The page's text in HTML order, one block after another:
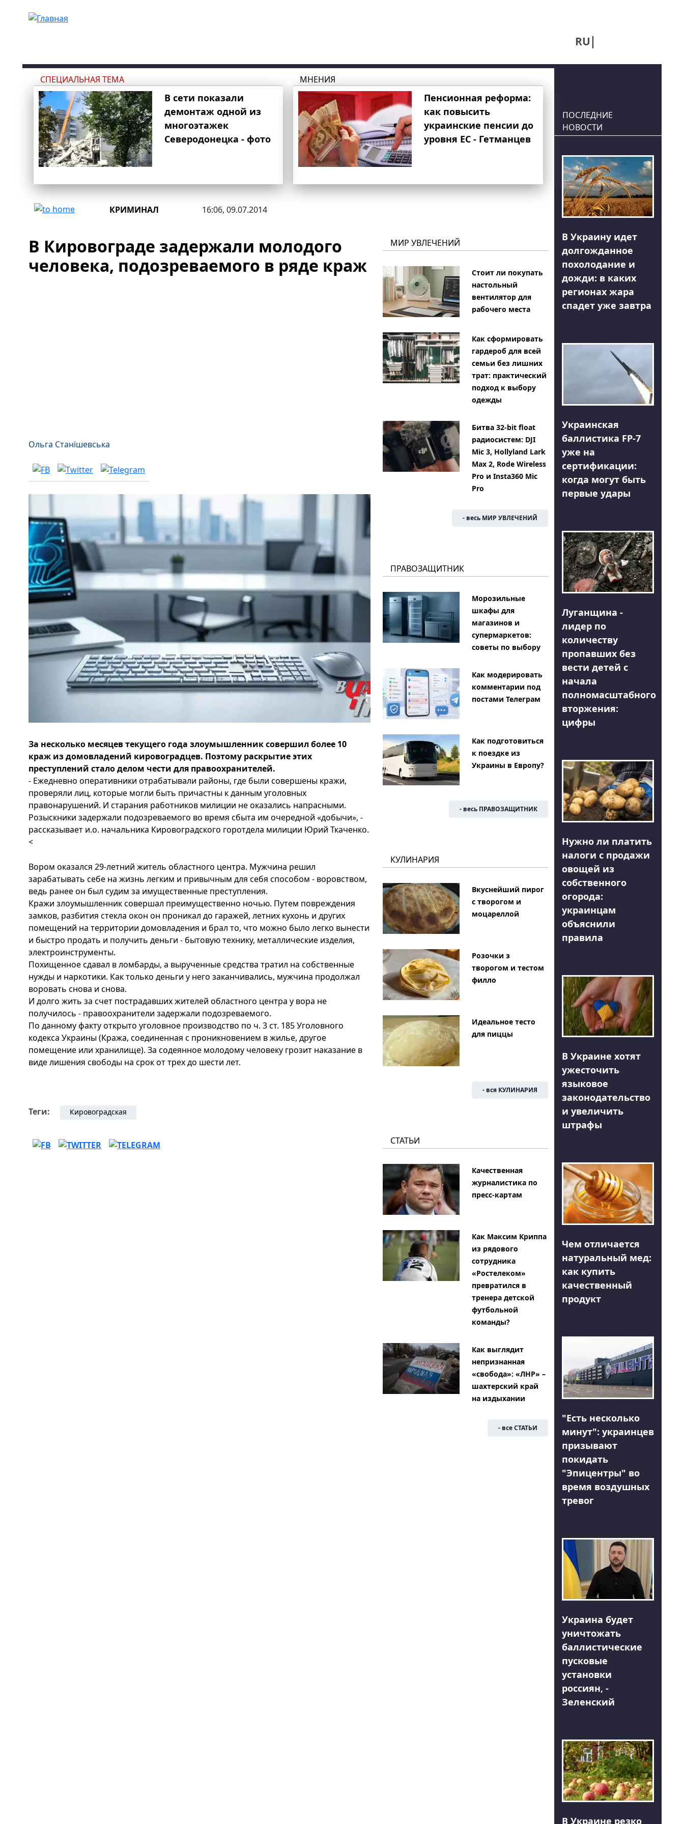
RU
СПЕЦИАЛЬНАЯ ТЕМА
В сети показали
демонтаж одной из
многоэтажек
Северодонецка - фото
МНЕНИЯ
Пенсионная реформа:
как повысить
украинские пенсии до
уровня ЕС - Гетманцев
КРИМИНАЛ 16:06, 09.07.2014
В Кировограде задержали молодого
человека, подозреваемого в ряде краж
Ольга Станішевська
За несколько месяцев текущего года злоумышленник совершил более 10
краж из домовладений кировоградцев. Поэтому раскрытие этих
преступлений стало делом чести для правоохранителей.
- Ежедневно оперативники отрабатывали районы, где были совершены кражи,
проверяли лиц, которые могли быть причастны к данным уголовных
правонарушений. И старания работников милиции не оказались напрасными.
Розыскники задержали подозреваемого во время сбыта им очередной «добычи», -
рассказывает и.о. начальника Кировоградского горотдела милиции Юрий Ткаченко.
<
Вором оказался 29-летний житель областного центра. Мужчина решил
зарабатывать себе на жизнь легким и привычным для себя способом - воровством,
ведь ранее он был судим за имущественные преступления.
Кражи злоумышленник совершал преимущественно ночью. Путем повреждения
замков, разбития стекла окон он проникал до гаражей, летних кухонь и других
помещений на территории домовладения и брал то, что можно было легко вынести
и быстро продать и получить деньги - бытовую технику, металлические изделия,
электроинструменты.
Похищенное сдавал в ломбарды, а вырученные средства тратил на собственные
нужды и наркотики. Как только деньги у него заканчивались, мужчина продолжал
воровать снова и снова.
И долго жить за счет пострадавших жителей областного центра у вора не
получилось - правоохранители задержали подозреваемого.
По данному факту открыто уголовное производство по ч. 3 ст. 185 Уголовного
кодекса Украины (Кража, соединенная с проникновением в жилье, другое
помещение или хранилище). За содеянное молодому человеку грозит наказание в
виде лишения свободы на срок от трех до шести лет.
Теги: Кировоградская
МИР УВЛЕЧЕНИЙ
Стоит ли покупать
настольный
вентилятор для
рабочего места
Как сформировать
гардероб для всей
семьи без лишних
трат: практический
подход к выбору
одежды
Битва 32-bit float
радиосистем: DJI
Mic 3, Hollyland Lark
Max 2, Rode Wireless
Pro и Insta360 Mic
Pro
- весь МИР УВЛЕЧЕНИЙ
ПРАВОЗАЩИТНИК
Морозильные
шкафы для
магазинов и
супермаркетов:
советы по выбору
Как модерировать
комментарии под
постами Телеграм
Как подготовиться
к поездке из
Украины в Европу?
- весь ПРАВОЗАЩИТНИК
КУЛИНАРИЯ
Вкуснейший пирог
с творогом и
моцареллой
Розочки з
творогом и тестом
филло
Идеальное тесто
для пиццы
- вся КУЛИНАРИЯ
СТАТЬИ
Качественная
журналистика по
пресс-картам
Как Максим Криппа
из рядового
сотрудника
«Ростелеком»
превратился в
тренера детской
футбольной
команды?
Как выглядит
непризнанная
«свобода»: «ЛНР» –
шахтерский край
на издыхании
- все СТАТЬИ
ПОСЛЕДНИЕ
НОВОСТИ
В Украину идет
долгожданное
похолодание и
дожди: в каких
регионах жара
спадет уже завтра
Украинская
баллистика FP-7
уже на
сертификации:
когда могут быть
первые удары
Луганщина -
лидер по
количеству
пропавших без
вести детей с
начала
полномасштабного
вторжения:
цифры
Нужно ли платить
налоги с продажи
овощей из
собственного
огорода:
украинцам
объяснили
правила
В Украине хотят
ужесточить
языковое
законодательство
и увеличить
штрафы
Чем отличается
натуральный мед:
как купить
качественный
продукт
"Есть несколько
минут": украинцев
призывают
покидать
"Эпицентры" во
время воздушных
тревог
Украина будет
уничтожать
баллистические
пусковые
установки
россиян, -
Зеленский
В Украине резко